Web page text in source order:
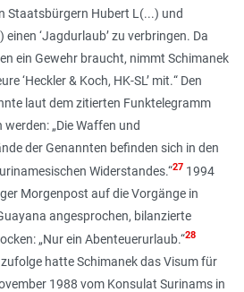
Staatsbürgern Hubert L(...) und
einen ‘Jagdurlaub’ zu verbringen. Da
ein Gewehr braucht, nimmt Schimanek
‘Heckler & Koch, HK-SL’ mit.“ Den
laut dem zitierten Funktelegramm
„Die Waffen und
der Genannten befinden sich in den
Widerstandes.“27 1994
Morgenpost auf die Vorgänge in
angesprochen, bilanzierte
„Nur ein Abenteuerurlaub.“28
hatte Schimanek das Visum für
1988 vom Konsulat Surinams in